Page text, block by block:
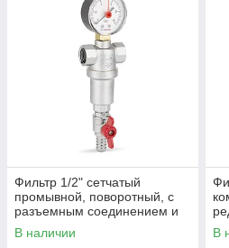
Фильтр 1/2" сетчатый
промывной, поворотный, с
разъемным соединением и
ВР, хромированный
В наличии
с
В